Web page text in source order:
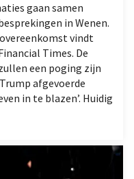
gaan samen
in Wenen.
vindt
Times. De
een poging zijn
afgevoerde
in te blazen’. Huidig